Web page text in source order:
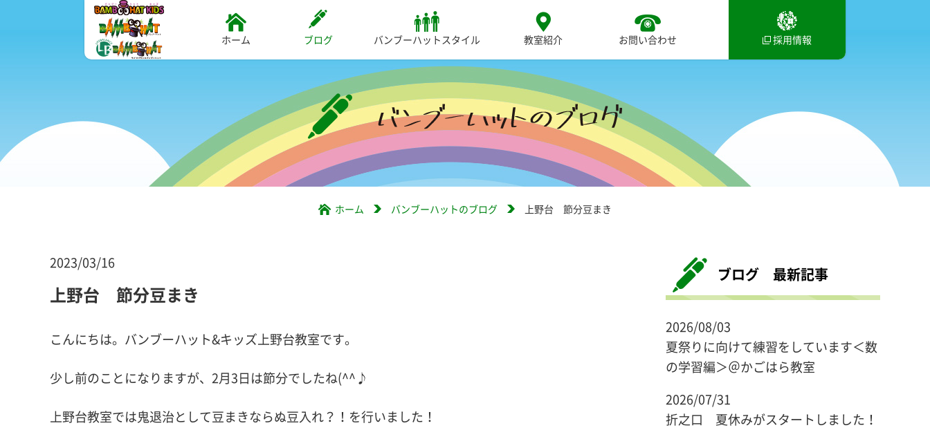
ホーム ブログ バンブーハットスタイル 教室紹介 お問い合わせ 採用情報
ホーム バンブーハットのブログ 上野台 節分豆まき
2023/03/16
上野台 節分豆まき
こんにちは。バンブーハット&キッズ上野台教室です。
少し前のことになりますが、2月3日は節分でしたね(^^♪
上野台教室では鬼退治として豆まきならぬ豆入れ？！を行いました！
ブログ 最新記事
2026/08/03
夏祭りに向けて練習をしています＜数
の学習編＞＠かごはら教室
2026/07/31
折之口 夏休みがスタートしました！